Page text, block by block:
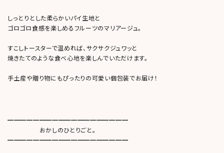
しっとりとした柔らかいパイ生地と
ゴロゴロ食感を楽しめるフルーツのマリアージュ。
すこしトースターで温めれば、サクサクジュワッと
焼きたてのような食べ心地を楽しんでいただけます。
手土産や贈り物にもぴったりの可愛い個包装でお届け！
━━━━━━━━━━━━━━━━━━━
おかしのひとりごと。
━━━━━━━━━━━━━━━━━━━